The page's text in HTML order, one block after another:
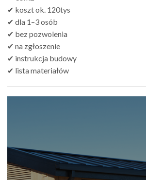
✔ koszt ok. 120tys
✔ dla 1–3 osób
✔ bez pozwolenia
✔ na zgłoszenie
✔ instrukcja budowy
✔ lista materiałów